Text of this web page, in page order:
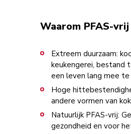
Waarom PFAS-
Extreem duurzaam:
keukengerei, bestand
een leven lang mee te
Hoge
andere vormen van
Natuurlijk PFAS-vrij:
gezondheid en voor